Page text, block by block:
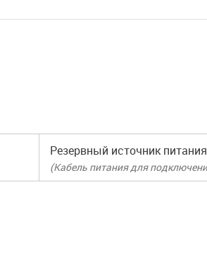
Резервный источник
(Кабель питания для